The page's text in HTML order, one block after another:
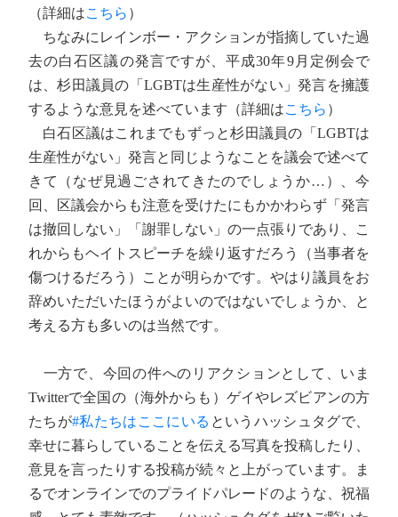
（詳細はこちら ）
ちなみにレインボー・アクションが指摘していた過
去の白石区議の発言ですが、平成30年9月定例会で
は、杉田議員の「LGBTは生産性がない」発言を擁護
するような意見を述べています（詳細はこちら ）
白石区議はこれまでもずっと杉田議員の「LGBTは
生産性がない」発言と同じようなことを議会で述べて
きて（なぜ見過ごされてきたのでしょうか…）、今
回、区議会からも注意を受けたにもかかわらず「発言
は撤回しない」「謝罪しない」の一点張りであり、こ
れからもヘイトスピーチを繰り返すだろう（当事者を
傷つけるだろう）ことが明らかです。やはり議員をお
辞めいただいたほうがよいのではないでしょうか、と
考える方も多いのは当然です。
一方で、今回の件へのリアクションとして、いま
Twitterで全国の（海外からも）ゲイやレズビアンの方
たちが#私たちはここにいる というハッシュタグで、
幸せに暮らしていることを伝える写真を投稿したり、
意見を言ったりする投稿が続々と上がっています。ま
るでオンラインでのプライドパレードのような、祝福